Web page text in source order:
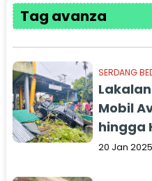
Tag avanza
SERDANG
Mobil
hingga
Warung
20 Jan 2025